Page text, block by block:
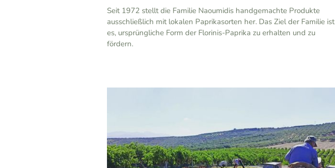
Seit 1972 stellt die Familie Naoumidis handgemachte Produkte
ausschließlich mit lokalen Paprikasorten her. Das Ziel der Familie ist
es, ursprüngliche Form der Florinis-Paprika zu erhalten und zu
fördern.